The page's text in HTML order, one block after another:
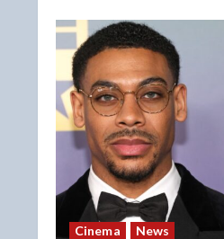
Cinema News